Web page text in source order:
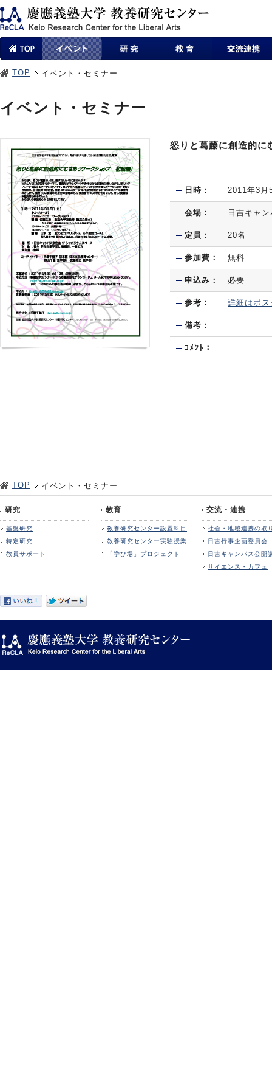
TOP イベント・セミナー
イベント・セミナー
怒りと葛藤に創造的に
日時： 2011年3
会場： 日吉キャ
定員： 20名
参加費： 無料
申込み： 必要
参考： 詳細はポ
備考：
ｺﾒﾝﾄ：
TOP イベント・セミナー
研究
基盤研究
特定研究
教員サポート
教育
教養研究センター設置科目
教養研究センター実験授業
「学び場」プロジェクト
交流・連携
社会・地域連携の取
日吉行事企画委員会
日吉キャンパス公開
サイエンス・カフェ